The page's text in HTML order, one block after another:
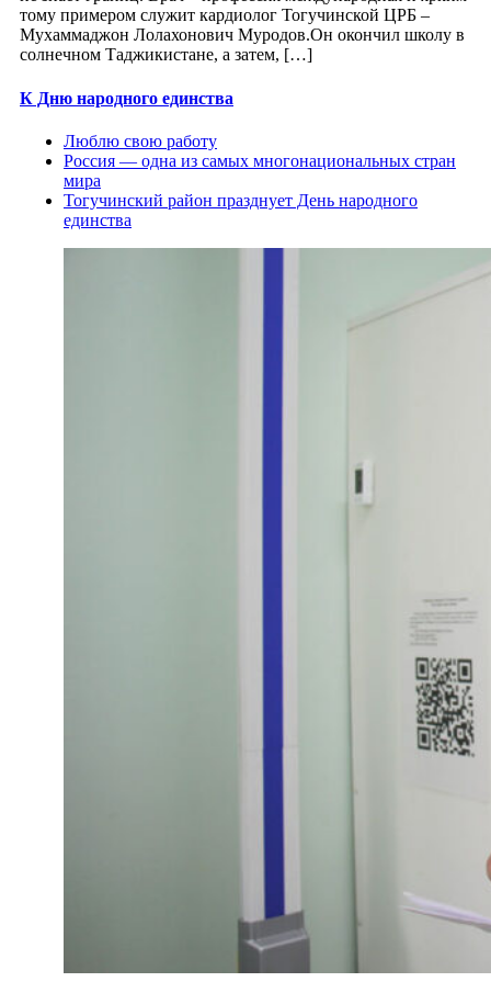
тому примером служит кардиолог Тогучинской ЦРБ –
Мухаммаджон Лолахонович Муродов.Он окончил школу в
солнечном Таджикистане, а затем, […]
К Дню народного единства
Люблю свою работу
Россия — одна из самых многонациональных стран
мира
Тогучинский район празднует День народного
единства